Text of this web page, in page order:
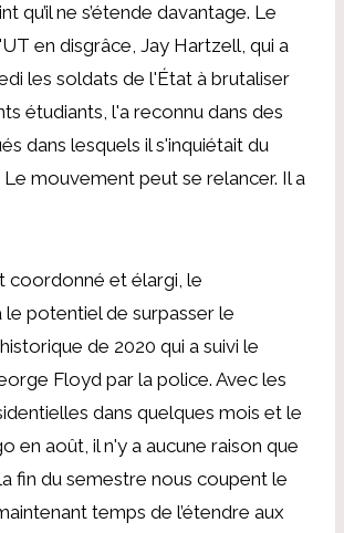
qu’il ne s’étende davantage. Le
en disgrâce, Jay Hartzell, qui a
les soldats de l'État à brutaliser
étudiants, l'a reconnu dans des
dans lesquels il s'inquiétait du
Le mouvement peut se relancer. Il a
coordonné et élargi, le
potentiel de surpasser le
de 2020 qui a suivi le
Floyd par la police. Avec les
dans quelques mois et le
en août, il n'y a aucune raison que
fin du semestre nous coupent le
temps de l’étendre aux